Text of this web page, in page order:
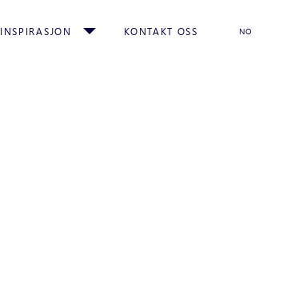
INSPIRASJON KONTAKT OSS NO